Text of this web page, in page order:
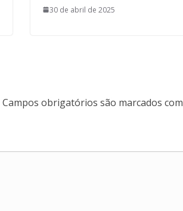
30 de abril de 2025
Campos obrigatórios são marcados com